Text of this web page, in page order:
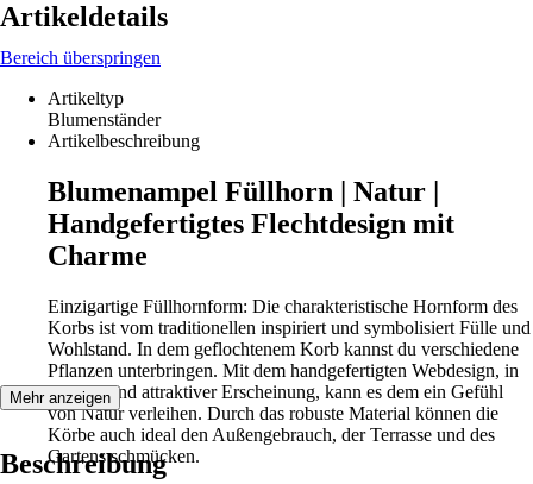
Artikeldetails
Bereich überspringen
Artikeltyp
Blumenständer
Artikelbeschreibung
Blumenampel Füllhorn | Natur |
Handgefertigtes Flechtdesign mit
Charme
Einzigartige Füllhornform: Die charakteristische Hornform des
Korbs ist vom traditionellen inspiriert und symbolisiert Fülle und
Wohlstand. In dem geflochtenem Korb kannst du verschiedene
Pflanzen unterbringen. Mit dem handgefertigten Webdesign, in
frischer und attraktiver Erscheinung, kann es dem ein Gefühl
von Natur verleihen. Durch das robuste Material können die
Körbe auch ideal den Außengebrauch, der Terrasse und des
Gartens schmücken.
Mehr anzeigen
Beschreibung